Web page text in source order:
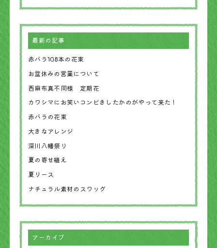
最新の記事
赤バラ108本の花束
お盆休みの営業について
西麻布真不同様 定期花
カワシマにお笑いコンビきしたかのがやって来た！
赤バラの花束
大きなアレンジ
深川八幡祭り
夏の寄せ植え
夏リース
ナチュラル素材のスワッグ
アーカイブ